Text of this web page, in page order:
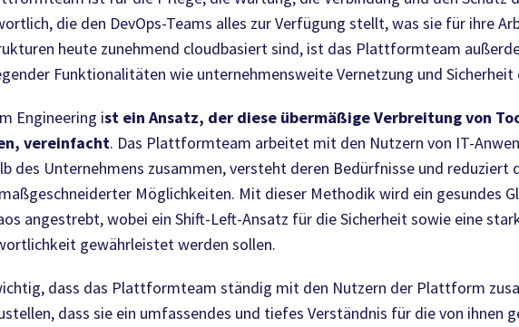
die den DevOps-Teams alles zur Verfügung stellt, was sie für ihre
heute zunehmend cloudbasiert sind, ist das Plattformteam
Funktionalitäten wie unternehmensweite Vernetzung und Sicherheit
Engineering ist ein Ansatz, der diese übermäßige Verbreitung von
vereinfacht. Das Plattformteam arbeitet mit den Nutzern von IT-
des Unternehmens zusammen, versteht deren Bedürfnisse und reduziert
Möglichkeiten. Mit dieser Methodik wird ein gesundes
angestrebt, wobei ein Shift-Left-Ansatz für die Sicherheit sowie eine
gewährleistet werden sollen.
dass das Plattformteam ständig mit den Nutzern der Plattform
dass sie ein umfassendes und tiefes Verständnis für die von ihnen